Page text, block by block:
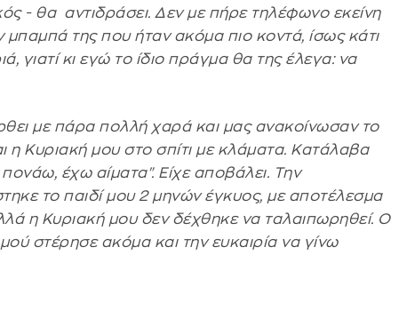
- θα αντιδράσει. Δεν με πήρε τηλέφωνο εκείνη
μπαμπά της που ήταν ακόμα πιο κοντά, ίσως κάτι
γιατί κι εγώ το ίδιο πράγμα θα της έλεγα: να
με πάρα πολλή χαρά και μας ανακοίνωσαν το
Κυριακή μου στο σπίτι με κλάματα. Κατάλαβα
έχω αίματα". Είχε αποβάλει. Την
το παιδί μου 2 μηνών έγκυος, με αποτέλεσμα
η Κυριακή μου δεν δέχθηκε να ταλαιπωρηθεί. Ο
στέρησε ακόμα και την ευκαιρία να γίνω